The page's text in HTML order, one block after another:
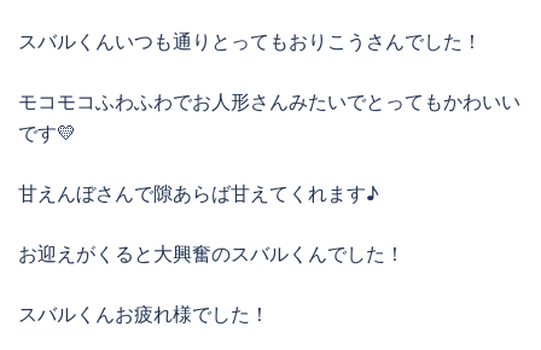
スバルくんいつも通りとってもおりこうさんでした！
モコモコふわふわでお人形さんみたいでとってもかわいい
です💛
甘えんぼさんで隙あらば甘えてくれます♪
お迎えがくると大興奮のスバルくんでした！
スバルくんお疲れ様でした！